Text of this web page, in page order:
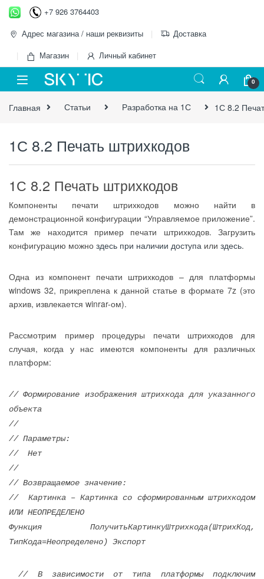
Перейти к навигации
перейти к содержанию
+7 926 3764403
Адрес магазина / наши реквизиты
Доставка
Магазин
Личный кабинет
0
Главная Статьи Разработка на 1С 1С 8.2
1С 8.2 Печать штрихкодов
1С 8.2 Печать штрихкодов
Компоненты печати штрихкодов можно найти в
демонстрационной конфигурации “Управляемое приложение”.
Там же находится пример печати штрихкодов. Загрузить
конфигурацию можно здесь при наличии доступа или здесь.
Одна из компонент печати штрихкодов – для платформы
windows 32, прикреплена к данной статье в формате 7z (это
архив, извлекается winrar-ом).
Рассмотрим пример процедуры печати штрихкодов для
случая, когда у нас имеются компоненты для различных
платформ:
// Формирование изображения штрихкода для указанного
объекта
//
// Параметры:
// Нет
//
// Возвращаемое значение:
// Картинка – Картинка со сформированным штрихкодом
ИЛИ НЕОПРЕДЕЛЕНО
Функция ПолучитьКартинкуШтрихкода(ШтрихКод,
ТипКода=Неопределено) Экспорт
// В зависимости от типа платформы подключим